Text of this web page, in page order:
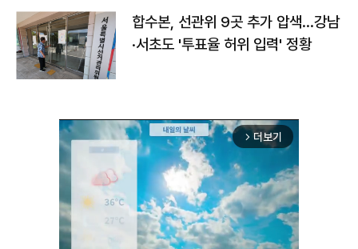
합수본, 선관위 9곳 추가 압색…강남
·서초도 '투표율 허위 입력' 정황
arrow_forward_ios 더보기